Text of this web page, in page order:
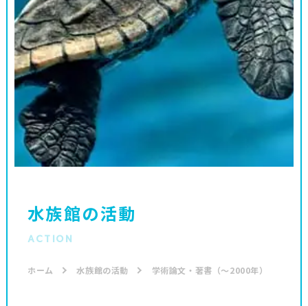
水族館の活動
ACTION
ホーム 水族館の活動 学術論文・著書（～2000年）